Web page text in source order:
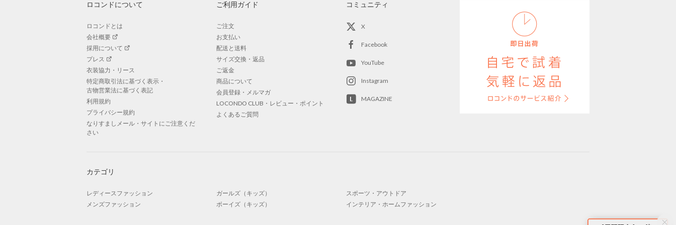
ロコンドについて
ロコンドとは
会社概要
採用について
プレス
衣装協力・リース
特定商取引法に基づく表示・
古物営業法に基づく表記
利用規約
プライバシー規約
なりすましメール・サイトにご注意くだ
さい
ご利用ガイド
ご注文
お支払い
配送と送料
サイズ交換・返品
ご返金
商品について
会員登録・メルマガ
LOCONDO CLUB・レビュー・ポイント
よくあるご質問
コミュニティ
X
Facebook
YouTube
Instagram
MAGAZINE
カテゴリ
レディースファッション
メンズファッション
ガールズ（キッズ）
ボーイズ（キッズ）
スポーツ・アウトドア
インテリア・ホームファッション